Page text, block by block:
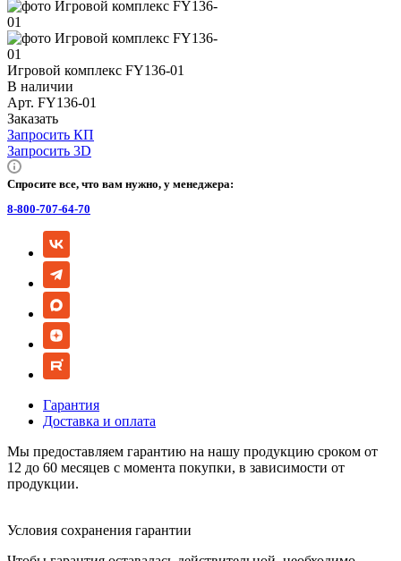
Игровой комплекс FY136-01
В наличии
Арт. FY136-01
Заказать
Запросить КП
Запросить 3D
Спросите все, что вам нужно, у менеджера:
8-800-707-64-70
Гарантия
Доставка и оплата
Мы предоставляем гарантию на нашу продукцию сроком от
12 до 60 месяцев с момента покупки, в зависимости от
продукции.
Условия сохранения гарантии